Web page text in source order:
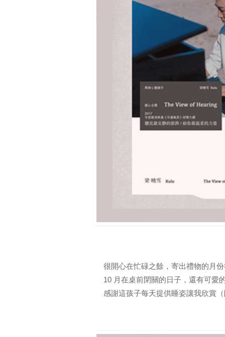
很開心在忙碌之餘，寄出禮物的月
10 月在桌前閉關的日子，還有可愛
感謝這孩子每天提供睡姿讓我欣賞